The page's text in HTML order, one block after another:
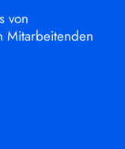
von
Mitarbeitenden